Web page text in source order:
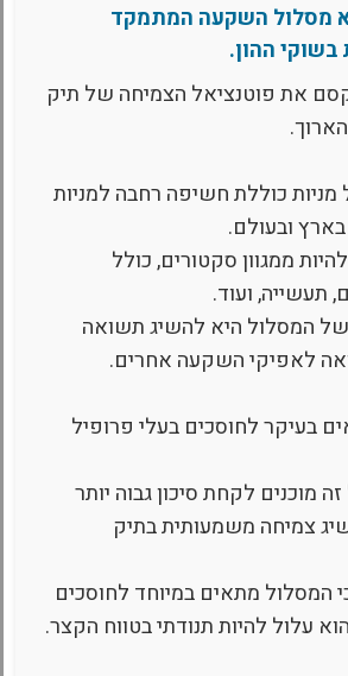
מסלול השקעה המתמקד
ההון.
את פוטנציאל הצמיחה של תיק
כוללת חשיפה רחבה למניות
ובעולם.
ממגוון סקטורים, כולל
תעשייה, ועוד.
המסלול היא להשיג תשואה
לאפיקי השקעה אחרים.
בעיקר לחוסכים בעלי פרופיל
מוכנים לקחת סיכון גבוה יותר
צמיחה משמעותית בתיק
המסלול מתאים במיוחד לחוסכים
עלול להיות תנודתי בטווח הקצר.